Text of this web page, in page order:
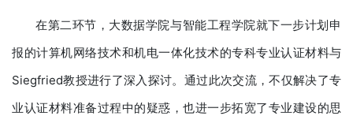
在第二环节，大数据学院与智能工程学院就下一步计划申
报的计算机网络技术和机电一体化技术的专科专业认证材料与
Siegfried教授进行了深入探讨。通过此次交流，不仅解决了专
业认证材料准备过程中的疑惑，也进一步拓宽了专业建设的思